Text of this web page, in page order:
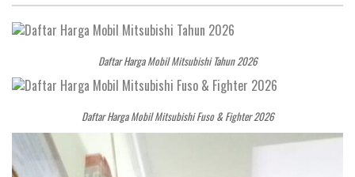
Daftar Harga Mobil Mitsubishi Tahun 2026
Daftar Harga Mobil Mitsubishi Fuso & Fighter 2026